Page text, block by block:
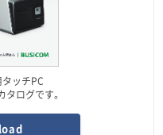
タッチPC
タログです。